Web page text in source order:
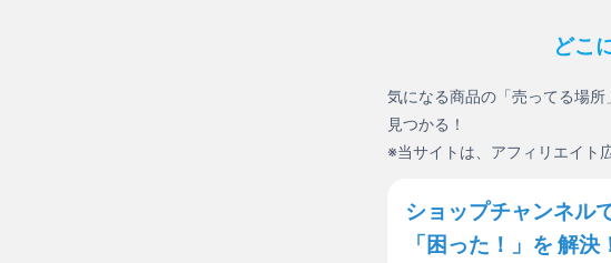
どこ
気になる商品の「売ってる場
見つかる！
※当サイトは、アフィリエイト
ショップチャンネル
「困った！」を 解